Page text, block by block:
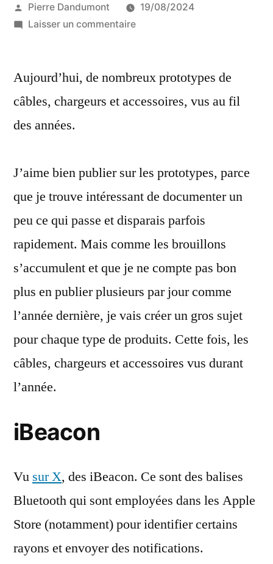
Publié
par
Pierre Dandumont
19/08/2024
Laisser un commentairesur
prototypes
câbles,
Aujourd’hui, de nombreux prototypes de
câbles, chargeurs et accessoires, vus au fil
des années.
J’aime bien publier sur les prototypes, parce
que je trouve intéressant de documenter un
peu ce qui passe et disparais parfois
rapidement. Mais comme les brouillons
s’accumulent et que je ne compte pas bon
plus en publier plusieurs par jour comme
l’année dernière, je vais créer un gros sujet
pour chaque type de produits. Cette fois, les
câbles, chargeurs et accessoires vus durant
l’année.
iBeacon
Vu sur X, des iBeacon. Ce sont des balises
Bluetooth qui sont employées dans les Apple
Store (notamment) pour identifier certains
rayons et envoyer des notifications.